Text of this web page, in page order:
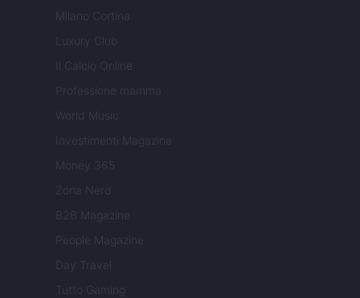
Milano Cortina
Luxury Club
Il Calcio Online
Professione mamma
World Music
Investimenti Magazine
Money 365
Zona Nerd
B2B Magazine
People Magazine
Day Travel
Tutto Gaming